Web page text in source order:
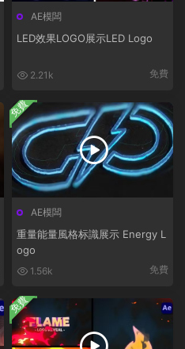
AE模闆
LED效果LOGO展示LED Logo
2.21k 免費
AE模闆
重量能量風格标識展示 Energy L
ogo
1.56k 免費
免費
免費